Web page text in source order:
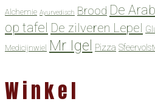
Alchemie Ayurvedisch Brood De
op tafel De zilveren Lepel
Medicijnwiel Mr Igel Pizza
Winkel